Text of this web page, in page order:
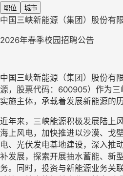
职位 城市
中国三峡新能源 （集团）股份有
2026年春季校园招聘公告
中国三峡新能源（集团）股份有
源，股票代码： 600905）作为三
实施主体，承载着发展新能源的历
近年来，三峡能源积极发展陆上
海上风电，加快推进以沙漠、戈
电、光伏发电基地建设，深入推
补发展，探索开展抽水蓄能、新
务。同时，投资与新能源业务关